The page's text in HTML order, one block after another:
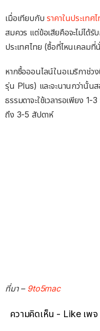
เมื่อเทียบกับราคาในประเทศ
สมควร แต่ข้อเสียคือจะไม่ได้รั
ประเทศไทย (ซื้อที่ไหนเคลมที่
หากซื้อออนไลน์ในอเมริกาช่
รุ่น Plus) และจะนานกว่านั้น
ธรรมดาจะใช้เวลารอเพียง
ถึง 3-5 สัปดาห์
ที่มา – 9to5mac
ความคิดเห็น - Like เพ